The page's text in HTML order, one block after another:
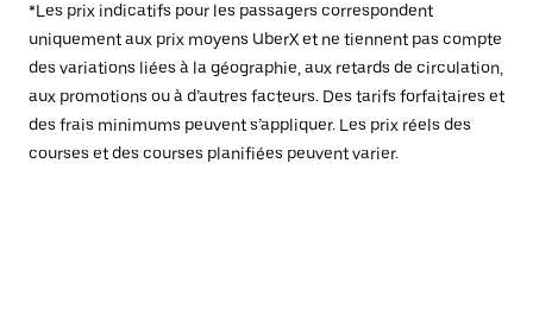
*Les prix indicatifs pour les passagers correspondent
uniquement aux prix moyens UberX et ne tiennent pas compte
des variations liées à la géographie, aux retards de circulation,
aux promotions ou à d’autres facteurs. Des tarifs forfaitaires et
des frais minimums peuvent s’appliquer. Les prix réels des
courses et des courses planifiées peuvent varier.